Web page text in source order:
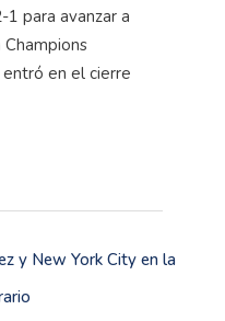
para avanzar a
en el cierre
y New York City en la